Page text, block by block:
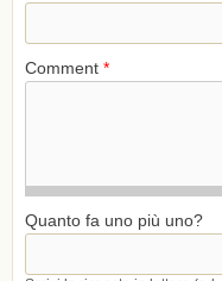
Comment *
Quanto fa uno più uno?